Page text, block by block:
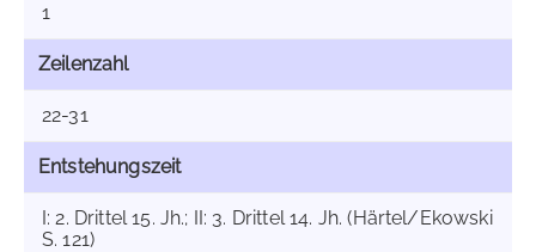
1
Zeilenzahl
22-31
Entstehungszeit
I: 2. Drittel 15. Jh.; II: 3. Drittel 14. Jh. (Härtel/Ekowski
S. 121)